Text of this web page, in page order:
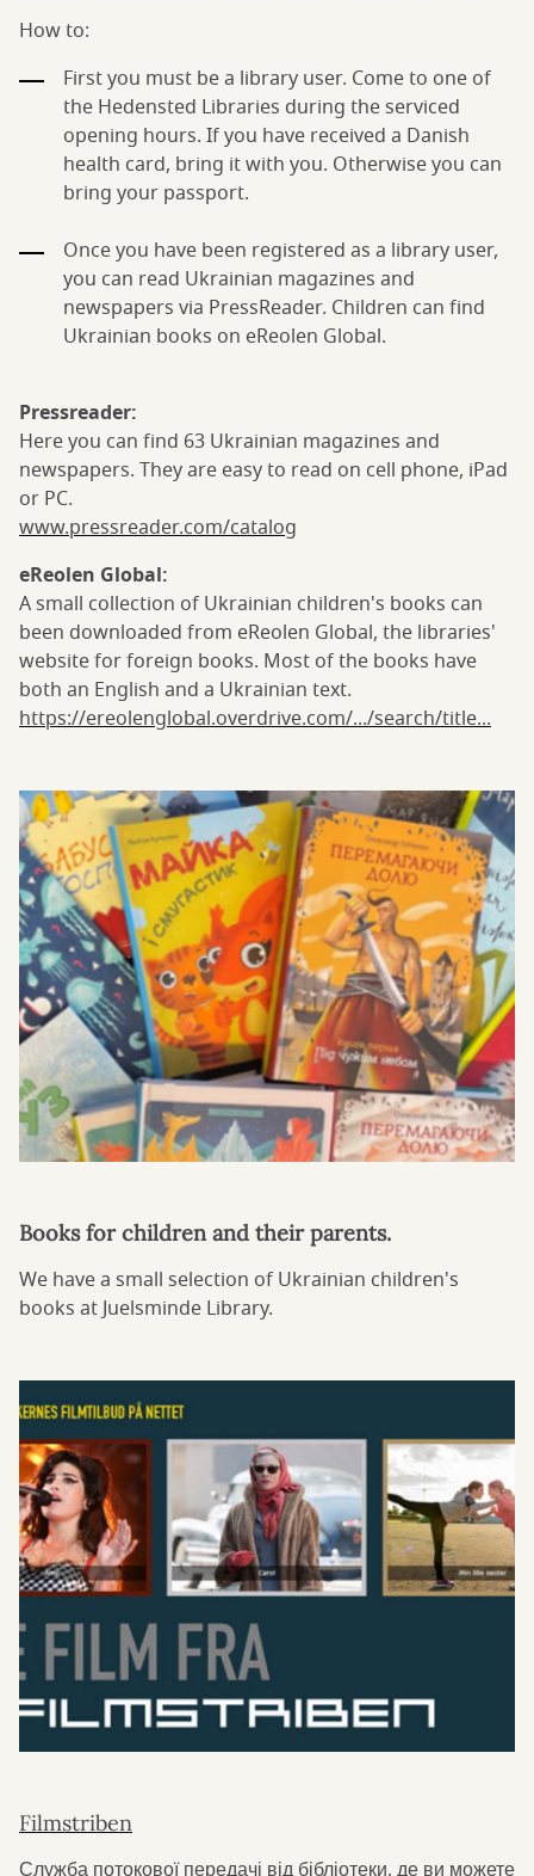
How to:
First you must be a library user. Come to one of
the Hedensted Libraries during the serviced
opening hours. If you have received a Danish
health card, bring it with you. Otherwise you can
bring your passport.
Once you have been registered as a library user,
you can read Ukrainian magazines and
newspapers via PressReader. Children can find
Ukrainian books on eReolen Global.
Pressreader:
Here you can find 63 Ukrainian magazines and
newspapers. They are easy to read on cell phone, iPad
or PC.
www.pressreader.com/catalog
eReolen Global:
A small collection of Ukrainian children's books can
been downloaded from eReolen Global, the libraries'
website for foreign books. Most of the books have
both an English and a Ukrainian text.
https://ereolenglobal.overdrive.com/.../search/title...
Books for children and their parents.
We have a small selection of Ukrainian children's
books at Juelsminde Library.
Filmstriben
Служба потокової передачі від бібліотеки, де ви можете